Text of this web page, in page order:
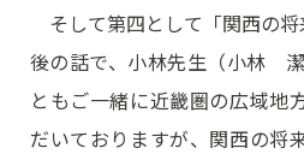
そして第四として「関西の
後の話で、小林先生（小林 潔
ともご一緒に近畿圏の広域地
だいておりますが、関西の将